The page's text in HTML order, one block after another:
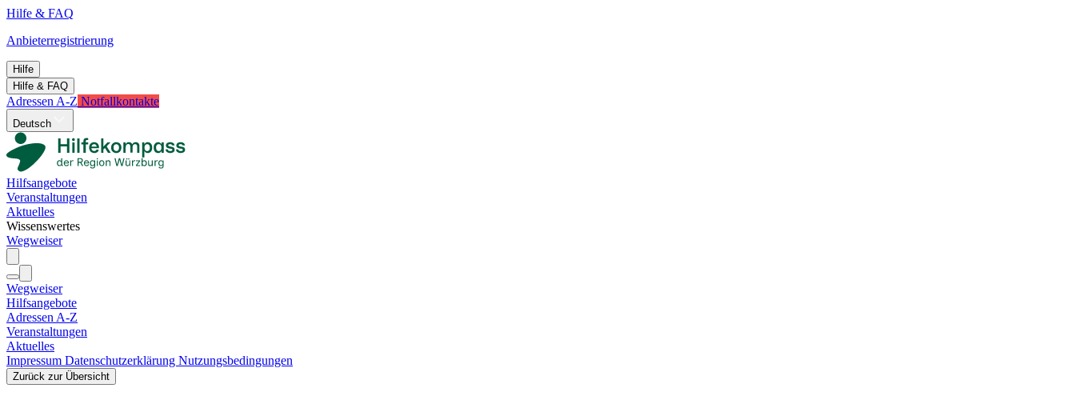
Hilfe & FAQ
Anbieterregistrierung
Hilfe
Hilfe & FAQ
Adressen A-Z Notfallkontakte
Deutsch
Hilfsangebote
Veranstaltungen
Aktuelles
Wissenswertes
Wegweiser
Wegweiser
Hilfsangebote
Adressen A-Z
Veranstaltungen
Aktuelles
Impressum Datenschutzerklärung Nutzungsbedingungen
Zurück zur Übersicht